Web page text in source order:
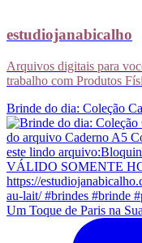
estudiojanabicalho
Arquivos digitais para
trabalho com Produtos
Brinde do dia: Coleção
Um Toque de Paris na